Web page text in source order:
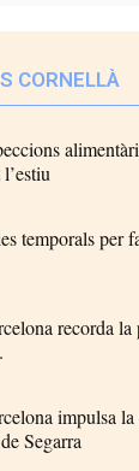
CORNELLÀ
temporals
recorda
impulsa la
Segarra